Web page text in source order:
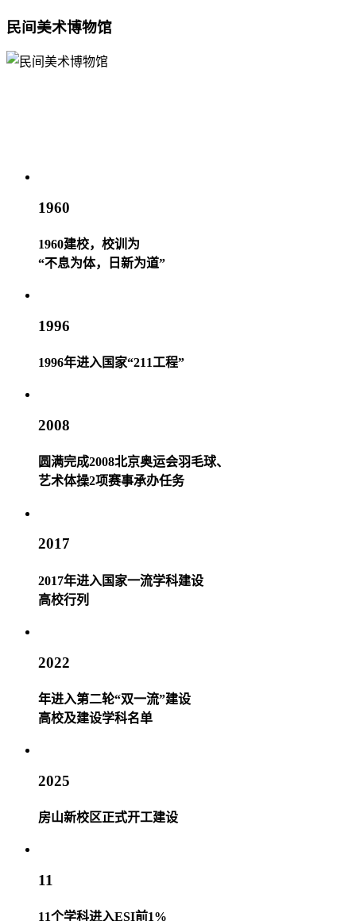
民间美术博物馆
1960
1960建校，校训为
“不息为体，日新为道”
1996
1996年进入国家“211工程”
2008
圆满完成2008北京奥运会羽毛球、
艺术体操2项赛事承办任务
2017
2017年进入国家一流学科建设
高校行列
2022
年进入第二轮“双一流”建设
高校及建设学科名单
2025
房山新校区正式开工建设
11
11个学科进入ESI前1%